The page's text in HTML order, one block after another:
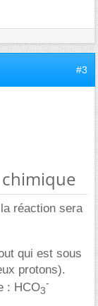
#3
réaction sera
qui est sous
protons).
: HCO3
-